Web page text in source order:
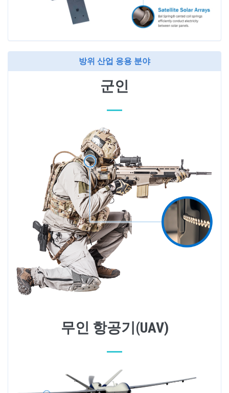
방위 산업 응용 분야
군인
무인 항공기(UAV)